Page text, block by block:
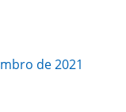
de 2021